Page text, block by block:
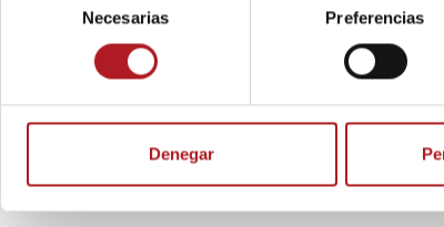
n
Necesarias Preferencias
Denegar
pequeño es como un juego, pero luego todo
niño, sino como un adulto y eso es duro. Hay que
cómo lo hagas, te puede pasar más o menos
cambian a nivel personal y te convierten en la
¿Cómo mantiene esa motivación y esa estabilidad
acompañan?